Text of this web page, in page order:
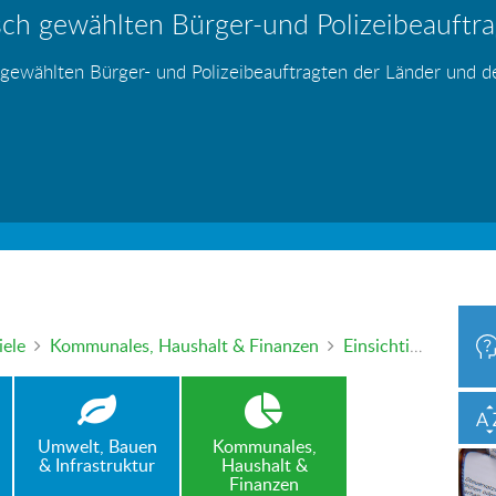
gewählten Bürger-und
Bürger- und Polizeibeauftragten der Länder und
– wer haftet für die Folgen?
Blei - gefährlich und inzwischen auch
mündlich an die Bürgerbeauftragte wenden. Nutzen Sie
Kommunales, Haushalt & Finanzen Einsichtiger Zweckverband – rückwirkende Korrektur bestandskräftiger Gebührenbescheide erreicht!
Umwelt, Bauen
& Infrastruktur
Kommunales,
Haushalt &
Finanzen